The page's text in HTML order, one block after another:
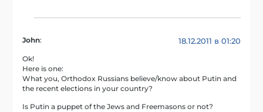
John: 18.12.2011 в 01:20
Ok!
Here is one:
What you, Orthodox Russians believe/know about Putin and
the recent elections in your country?
Is Putin a puppet of the Jews and Freemasons or not?